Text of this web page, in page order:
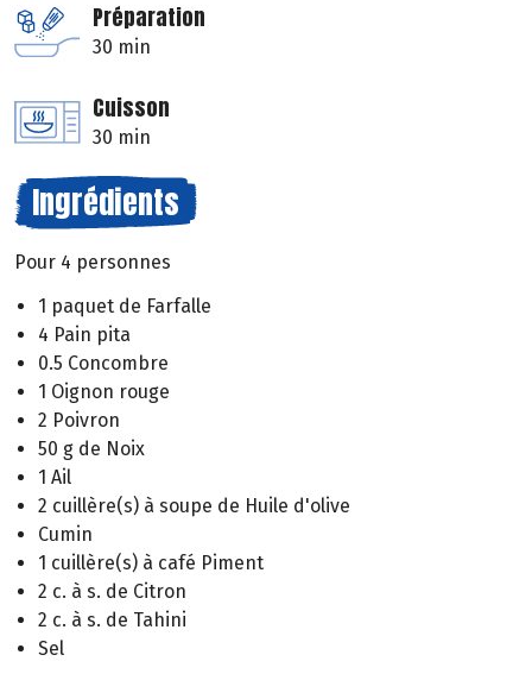
Préparation
30 min
Cuisson
30 min
Ingrédients
Pour 4 personnes
1 paquet de Farfalle
4 Pain pita
0.5 Concombre
1 Oignon rouge
2 Poivron
50 g de Noix
1 Ail
2 cuillère(s) à soupe de Huile d'olive
Cumin
1 cuillère(s) à café Piment
2 c. à s. de Citron
2 c. à s. de Tahini
Sel